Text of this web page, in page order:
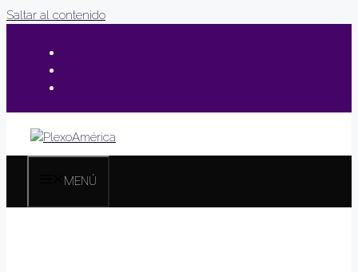
Saltar al contenido
MENÚ